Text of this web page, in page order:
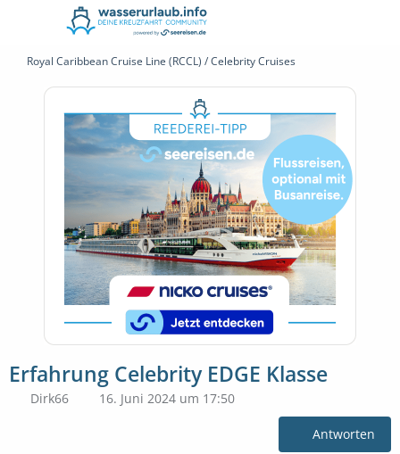
Royal Caribbean Cruise Line (RCCL) / Celebrity Cruises
Erfahrung Celebrity EDGE Klasse
Dirk66 16. Juni 2024 um 17:50
Antworten